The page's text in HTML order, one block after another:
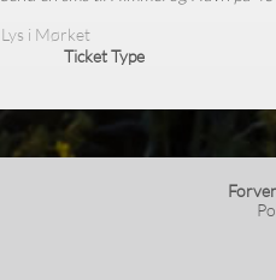
Lys i Mørket
Ticket Type